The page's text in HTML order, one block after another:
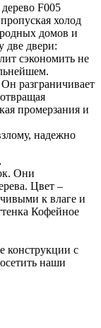
F005
холод
домов и
две двери:
сэкономить не
разграничивает
промерзания и
надежно
Они
Цвет –
к влаге и
Кофейное
конструкции с
наши